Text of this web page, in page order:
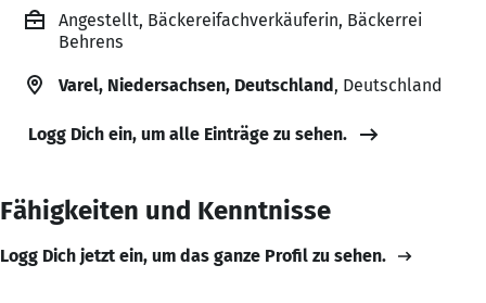
Angestellt, Bäckereifachverkäuferin, Bäckerrei
Behrens
Varel, Niedersachsen, Deutschland, Deutschland
Logg Dich ein, um alle Einträge zu sehen.
Fähigkeiten und Kenntnisse
Logg Dich jetzt ein, um das ganze Profil zu sehen.